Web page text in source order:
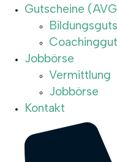
Gutscheine
Jobbörse
Vermittlung
Jobbörse
Kontakt